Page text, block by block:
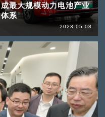
成最大规模动力电池产业
体系
2023-05-08